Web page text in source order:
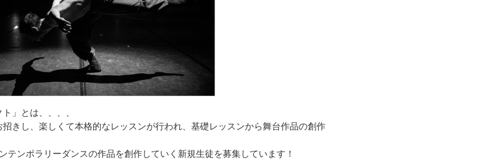
」とは、、、、
きし、楽しくて本格的なレッスンが行われ、基礎レッスンから舞台作品の創作
ンポラリーダンスの作品を創作していく新規生徒を募集しています！